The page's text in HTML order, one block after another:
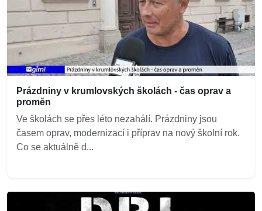
Prázdniny v krumlovských školách - čas oprav a
proměn
Ve školách se přes léto nezahálí. Prázdniny jsou
časem oprav, modernizací i příprav na nový školní rok.
Co se aktuálně d...